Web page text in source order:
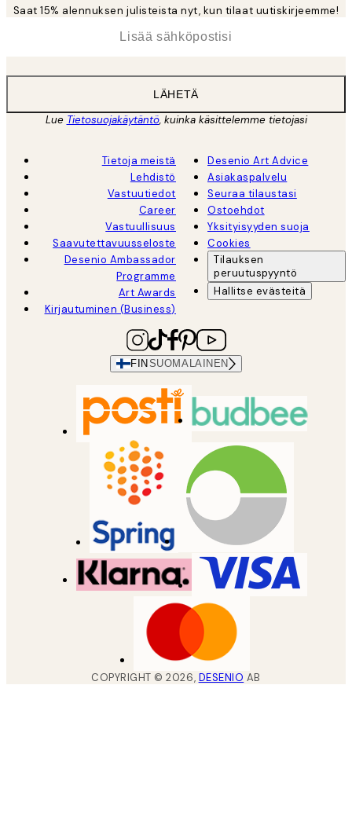
Saat 15% alennuksen julisteista nyt, kun tilaat uutiskirjeemme!
LÄHETÄ
Lue Tietosuojakäytäntö, kuinka käsittelemme tietojasi
Tietoja meistä
Lehdistö
Vastuutiedot
Career
Vastuullisuus
Saavutettavuusseloste
Desenio Ambassador
Programme
Art Awards
Kirjautuminen (Business)
Desenio Art Advice
Asiakaspalvelu
Seuraa tilaustasi
Ostoehdot
Yksityisyyden suoja
Cookies
Tilauksen
peruutuspyyntö
Hallitse evästeitä
FIN SUOMALAINEN
COPYRIGHT ©2026, DESENIO AB